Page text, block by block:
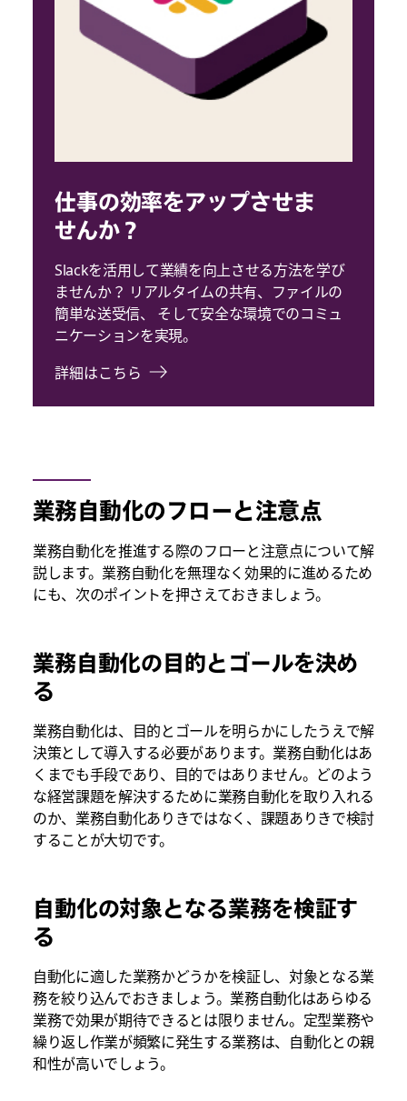
仕事の効率をアップさせま
せんか？
Slackを活用して業績を向上させる方法を学び
ませんか？ リアルタイムの共有、ファイルの
簡単な送受信、 そして安全な環境でのコミュ
ニケーションを実現。
詳細はこちら
業務自動化のフローと注意点
業務自動化を推進する際のフローと注意点について解
説します。業務自動化を無理なく効果的に進めるため
にも、次のポイントを押さえておきましょう。
業務自動化の目的とゴールを決め
る
業務自動化は、目的とゴールを明らかにしたうえで解
決策として導入する必要があります。業務自動化はあ
くまでも手段であり、目的ではありません。どのよう
な経営課題を解決するために業務自動化を取り入れる
のか、業務自動化ありきではなく、課題ありきで検討
することが大切です。
自動化の対象となる業務を検証す
る
自動化に適した業務かどうかを検証し、対象となる業
務を絞り込んでおきましょう。業務自動化はあらゆる
業務で効果が期待できるとは限りません。定型業務や
繰り返し作業が頻繁に発生する業務は、自動化との親
和性が高いでしょう。